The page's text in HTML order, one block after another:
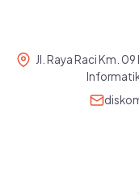
Jl. Raya Raci Km.